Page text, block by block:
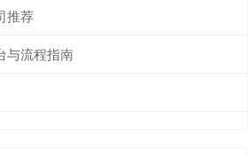
推荐
与流程指南